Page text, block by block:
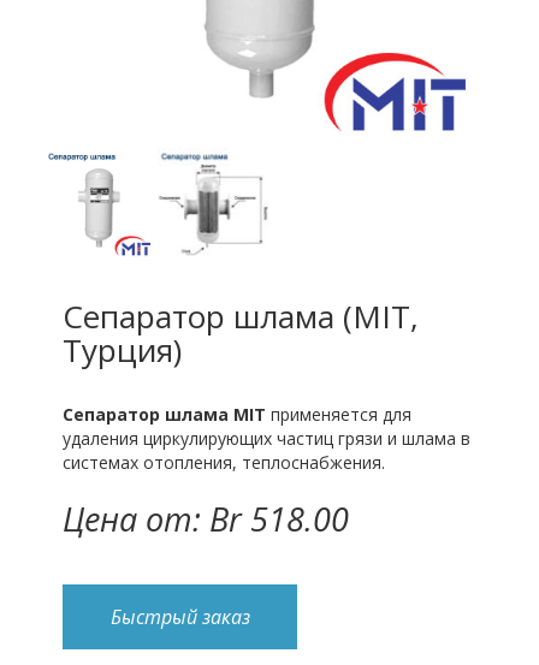
Сепаратор шлама (MIT,
Турция)
Сепаратор шлама MIT применяется для
удаления циркулирующих частиц грязи и шлама в
системах отопления, теплоснабжения.
Цена от: Br 518.00
Быстрый заказ